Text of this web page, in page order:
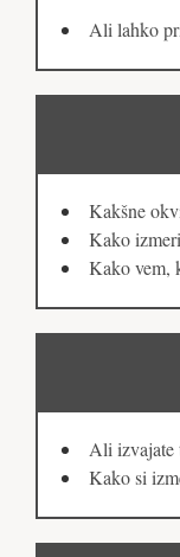
Ali lahko
Kakšne
Kako
Kako vem,
Ali izvajate
Kako si